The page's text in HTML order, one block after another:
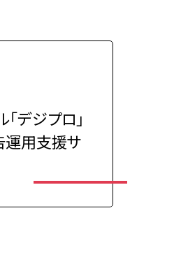
デジプロ」
運用支援サ